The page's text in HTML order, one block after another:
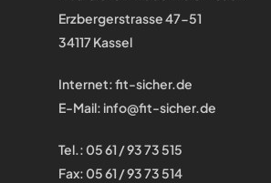
Erzbergerstrasse 47-51
34117 Kassel
Internet:fit-sicher.de
E-Mail: info@fit-sicher.de
Tel.: 05 61 / 93 73 515
Fax: 05 61 / 93 73 514